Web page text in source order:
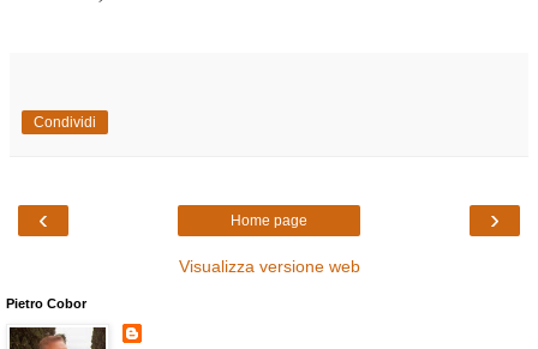
Condividi
‹ ›
Home page
Visualizza versione web
Pietro Cobor